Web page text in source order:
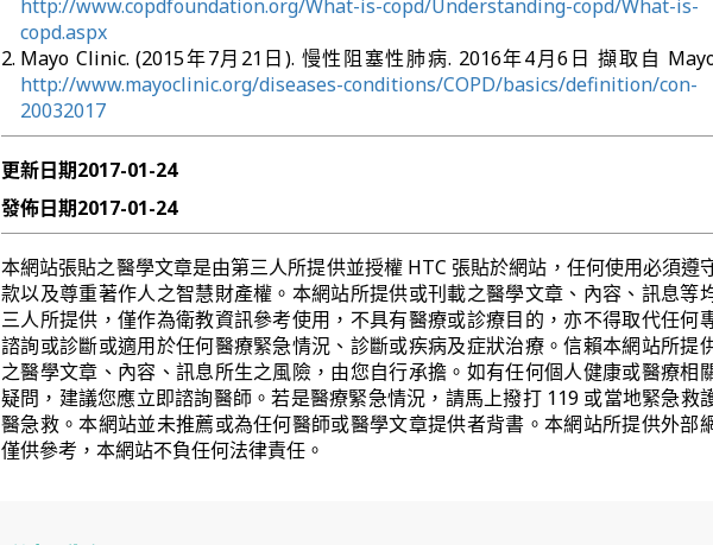
http://www.copdfoundation.org/What-is-copd/Understanding-copd/What-is-
copd.aspx
Mayo Clinic. (2015年7月21日). 慢性阻塞性肺病. 2016年4月6日 擷取自
http://www.mayoclinic.org/diseases-conditions/COPD/basics/definition/con-
20032017
更新日期2017-01-24
發佈日期2017-01-24
本網站張貼之醫學文章是由第三人所提供並授權 HTC 張貼於網站，任何使用必須遵
款以及尊重著作人之智慧財產權。本網站所提供或刊載之醫學文章、內容、訊息等
三人所提供，僅作為衛教資訊參考使用，不具有醫療或診療目的，亦不得取代任何
諮詢或診斷或適用於任何醫療緊急情況、診斷或疾病及症狀治療。信賴本網站所提
之醫學文章、內容、訊息所生之風險，由您自行承擔。如有任何個人健康或醫療相
疑問，建議您應立即諮詢醫師。若是醫療緊急情況，請馬上撥打 119 或當地緊急救
醫急救。本網站並未推薦或為任何醫師或醫學文章提供者背書。本網站所提供外部
僅供參考，本網站不負任何法律責任。